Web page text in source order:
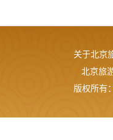
关于北京
北京旅
版权所有